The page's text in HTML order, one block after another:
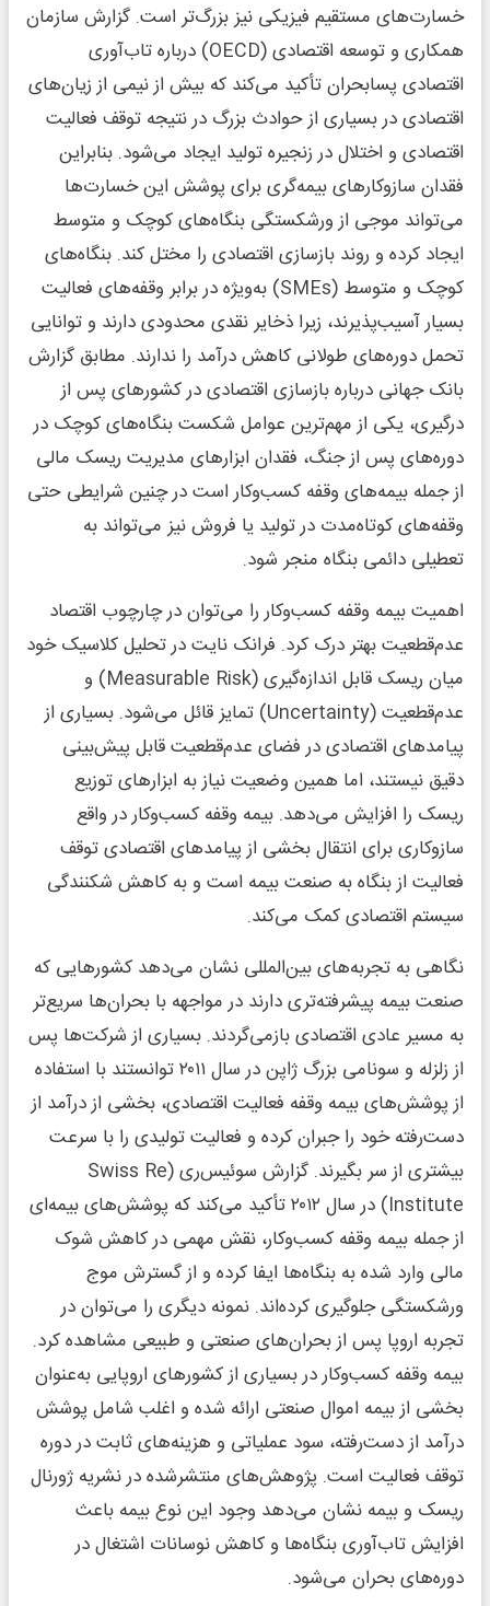
خسارت‌های مستقیم فیزیکی نیز بزرگ‌تر است. گزارش سازمان
همکاری و توسعه اقتصادی (OECD) درباره تاب‌آوری
اقتصادی پسابحران تأکید می‌کند که بیش از نیمی از زیان‌های
اقتصادی در بسیاری از حوادث بزرگ در نتیجه توقف فعالیت
اقتصادی و اختلال در زنجیره تولید ایجاد می‌شود. بنابراین
فقدان سازوکارهای بیمه‌گری برای پوشش این خسارت‌ها
می‌تواند موجی از ورشکستگی بنگاه‌های کوچک و متوسط
ایجاد کرده و روند بازسازی اقتصادی را مختل کند. بنگاه‌های
کوچک و متوسط (SMEs) به‌ویژه در برابر وقفه‌های فعالیت
بسیار آسیب‌پذیرند، زیرا ذخایر نقدی محدودی دارند و توانایی
تحمل دوره‌های طولانی کاهش درآمد را ندارند. مطابق گزارش
بانک جهانی درباره بازسازی اقتصادی در کشورهای پس از
درگیری، یکی از مهم‌ترین عوامل شکست بنگاه‌های کوچک در
دوره‌های پس از جنگ، فقدان ابزارهای مدیریت ریسک مالی
از جمله بیمه‌های وقفه کسب‌وکار است در چنین شرایطی حتی
وقفه‌های کوتاه‌مدت در تولید یا فروش نیز می‌تواند به
تعطیلی دائمی بنگاه منجر شود.
اهمیت بیمه وقفه کسب‌وکار را می‌توان در چارچوب اقتصاد
عدم‌قطعیت بهتر درک کرد. فرانک نایت در تحلیل کلاسیک خود
میان ریسک قابل اندازه‌گیری (Measurable Risk) و
عدم‌قطعیت (Uncertainty) تمایز قائل می‌شود. بسیاری از
پیامدهای اقتصادی در فضای عدم‌قطعیت قابل پیش‌بینی
دقیق نیستند، اما همین وضعیت نیاز به ابزارهای توزیع
ریسک را افزایش می‌دهد. بیمه وقفه کسب‌وکار در واقع
سازوکاری برای انتقال بخشی از پیامدهای اقتصادی توقف
فعالیت از بنگاه به صنعت بیمه است و به کاهش شکنندگی
سیستم اقتصادی کمک می‌کند.
نگاهی به تجربه‌های بین‌المللی نشان می‌دهد کشورهایی که
صنعت بیمه پیشرفته‌تری دارند در مواجهه با بحران‌ها سریع‌تر
به مسیر عادی اقتصادی بازمی‌گردند. بسیاری از شرکت‌ها پس
از زلزله و سونامی بزرگ ژاپن در سال ۲۰۱۱ توانستند با استفاده
از پوشش‌های بیمه وقفه فعالیت اقتصادی، بخشی از درآمد از
دست‌رفته خود را جبران کرده و فعالیت تولیدی را با سرعت
بیشتری از سر بگیرند. گزارش سوئیس‌ری (Swiss Re
Institute) در سال ۲۰۱۲ تأکید می‌کند که پوشش‌های بیمه‌ای
از جمله بیمه وقفه کسب‌وکار، نقش مهمی در کاهش شوک
مالی وارد شده به بنگاه‌ها ایفا کرده و از گسترش موج
ورشکستگی جلوگیری کرده‌اند. نمونه دیگری را می‌توان در
تجربه اروپا پس از بحران‌های صنعتی و طبیعی مشاهده کرد.
بیمه وقفه کسب‌وکار در بسیاری از کشورهای اروپایی به‌عنوان
بخشی از بیمه اموال صنعتی ارائه شده و اغلب شامل پوشش
درآمد از دست‌رفته، سود عملیاتی و هزینه‌های ثابت در دوره
توقف فعالیت است. پژوهش‌های منتشرشده در نشریه ژورنال
ریسک و بیمه نشان می‌دهد وجود این نوع بیمه باعث
افزایش تاب‌آوری بنگاه‌ها و کاهش نوسانات اشتغال در
دوره‌های بحران می‌شود.